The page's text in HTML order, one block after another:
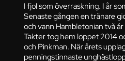
I fjol som överraskning. I år
Senaste gången en tränare
och vann Hambletonian två
Takter tog hem loppet 2014
och Pinkman. När årets
penningstinnaste